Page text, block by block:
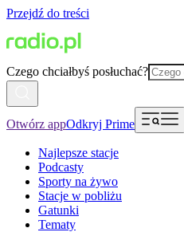
Przejdź do treści
Czego chciałbyś posłuchać?
Otwórz appOdkryj Prime
Najlepsze stacje
Podcasty
Sporty na żywo
Stacje w pobliżu
Gatunki
Tematy